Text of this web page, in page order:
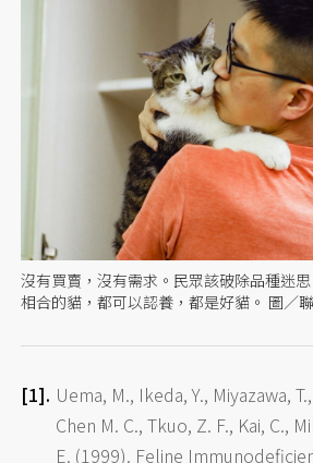
沒有買賣，沒有需求。民眾該破除品種迷
相合的貓，都可以認養，都是好貓。 圖／
Uema, M., Ikeda, Y., Miyazawa,
Chen M. C., Tkuo, Z. F., Kai, C.,
E. (1999). Feline